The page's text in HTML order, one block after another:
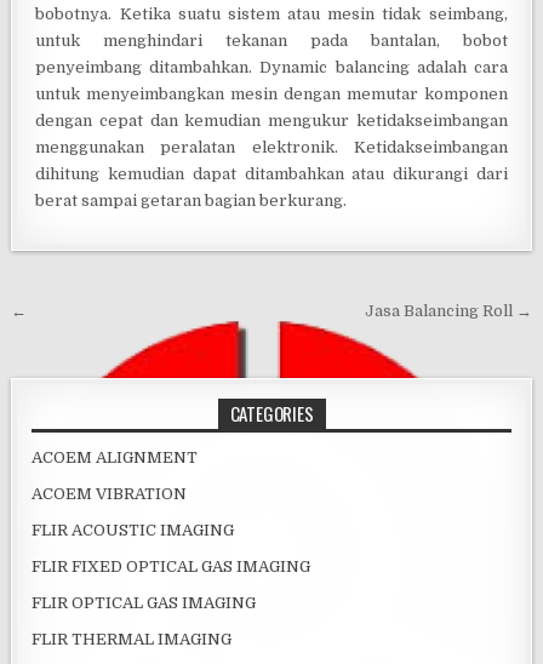
bobotnya. Ketika suatu sistem atau mesin tidak seimbang,
untuk menghindari tekanan pada bantalan, bobot
penyeimbang ditambahkan. Dynamic balancing adalah cara
untuk menyeimbangkan mesin dengan memutar komponen
dengan cepat dan kemudian mengukur ketidakseimbangan
menggunakan peralatan elektronik. Ketidakseimbangan
dihitung kemudian dapat ditambahkan atau dikurangi dari
berat sampai getaran bagian berkurang.
Post navigation
← Jasa Balancing Roll →
CATEGORIES
ACOEM ALIGNMENT
ACOEM VIBRATION
FLIR ACOUSTIC IMAGING
FLIR FIXED OPTICAL GAS IMAGING
FLIR OPTICAL GAS IMAGING
FLIR THERMAL IMAGING